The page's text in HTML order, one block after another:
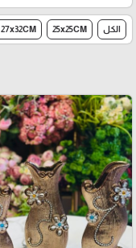
الكل 25x25CM
27x32CM